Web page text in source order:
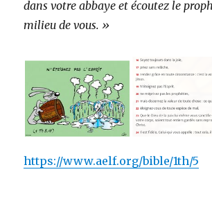
dans votre abbaye et écoutez le
milieu de vous. »
https://www.aelf.org/bible/1th/5